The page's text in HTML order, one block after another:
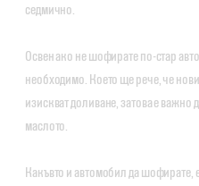
седмично.
Освен ако не шофирате по-стар
необходимо. Което ще рече, че
изискват доливане, затова е важно
маслото.
Какъвто и автомобил да шофирате,